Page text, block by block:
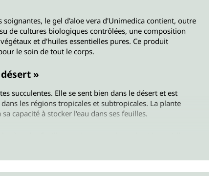
soignantes, le gel d'aloe vera d'Unimedica contient, outre
de cultures biologiques contrôlées, une composition
et d'huiles essentielles pures. Ce produit
le soin de tout le corps.
»
succulentes. Elle se sent bien dans le désert et est
les régions tropicales et subtropicales. La plante
capacité à stocker l'eau dans ses feuilles.
les feuilles, le jus s'écoule directement des tissus et a un